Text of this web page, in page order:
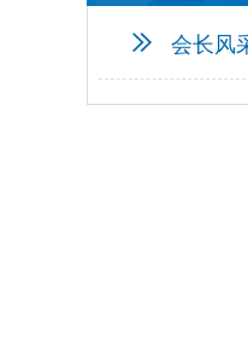
会长风